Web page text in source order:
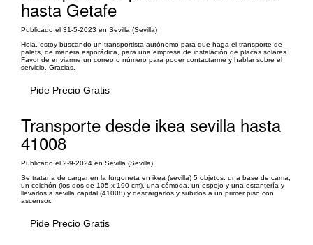
hasta Getafe
Publicado el 31-5-2023 en Sevilla (Sevilla)
Hola, estoy buscando un transportista autónomo para que haga el transporte de
palets, de manera esporádica, para una empresa de instalación de placas solares.
Favor de enviarme un correo o número para poder contactarme y hablar sobre el
servicio. Gracias.
Pide Precio Gratis
Transporte desde ikea sevilla hasta
41008
Publicado el 2-9-2024 en Sevilla (Sevilla)
Se trataría de cargar en la furgoneta en ikea (sevilla) 5 objetos: una base de cama,
un colchón (los dos de 105 x 190 cm), una cómoda, un espejo y una estantería y
llevarlos a sevilla capital (41008) y descargarlos y subirlos a un primer piso con
ascensor.
Pide Precio Gratis